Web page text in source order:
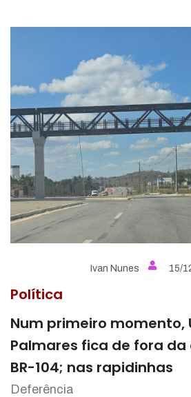
Ivan Nunes 15/
Política
Num primeiro momento,
Palmares fica de fora
BR-104; nas rapidinhas
Deferência